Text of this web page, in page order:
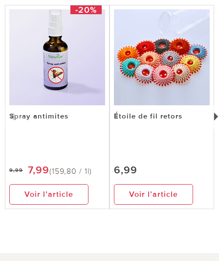
-20%
Spray antimites
9,99 7,99(159,80 / 1l)
Voir l’article
Étoile de fil retors
6,99
Voir l’article